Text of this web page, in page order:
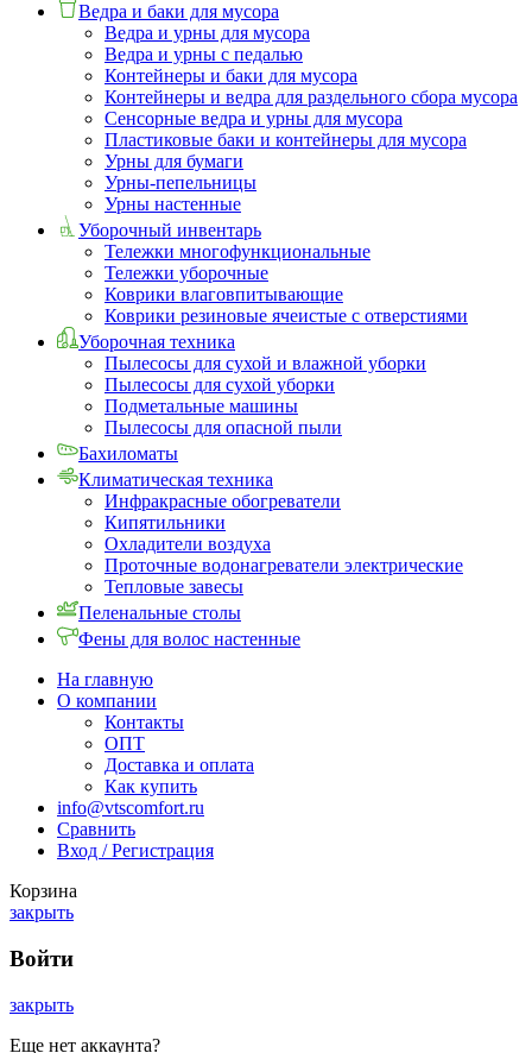
Ведра и баки для мусора
Ведра и урны для мусора
Ведра и урны с педалью
Контейнеры и баки для мусора
Контейнеры и ведра для раздельного сбора мусора
Сенсорные ведра и урны для мусора
Пластиковые баки и контейнеры для мусора
Урны для бумаги
Урны-пепельницы
Урны настенные
Уборочный инвентарь
Тележки многофункциональные
Тележки уборочные
Коврики влаговпитывающие
Коврики резиновые ячеистые с отверстиями
Уборочная техника
Пылесосы для сухой и влажной уборки
Пылесосы для сухой уборки
Подметальные машины
Пылесосы для опасной пыли
Бахиломаты
Климатическая техника
Инфракрасные обогреватели
Кипятильники
Охладители воздуха
Проточные водонагреватели электрические
Тепловые завесы
Пеленальные столы
Фены для волос настенные
На главную
О компании
Контакты
ОПТ
Доставка и оплата
Как купить
info@vtscomfort.ru
Сравнить
Вход / Регистрация
Корзина
закрыть
Войти
закрыть
Еще нет аккаунта?